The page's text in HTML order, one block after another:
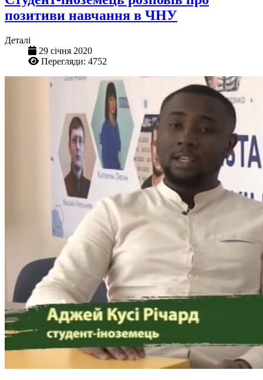
позитиви навчання в ЧНУ
Деталі
29 січня 2020
Перегляди: 4752